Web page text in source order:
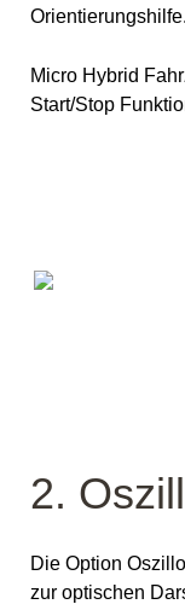
Orientierungshilfe.
Micro Hybrid
Start/Stop
2.
Die Option
zur optischen